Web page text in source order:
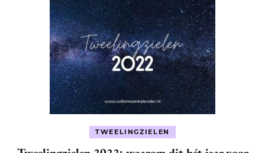
TWEELINGZIELEN